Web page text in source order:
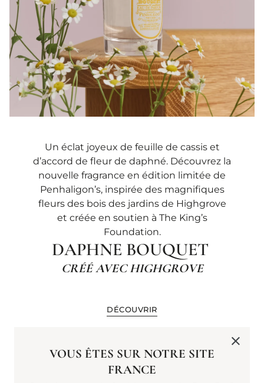
DAPHNE BOUQUET
CRÉÉ AVEC HIGHGROVE
Un éclat joyeux de feuille de cassis et
d’accord de fleur de daphné. Découvrez la
nouvelle fragrance en édition limitée de
Penhaligon’s, inspirée des magnifiques
fleurs des bois des jardins de Highgrove
et créée en soutien à The King’s
Foundation.
DÉCOUVRIR
VOUS ÊTES SUR NOTRE SITE
FRANCE